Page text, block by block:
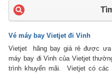
Vé máy bay Vietjet đi Vinh
Vietjet hãng bay giá rẻ được ưa
máy bay đi Vinh của Vietjet
trình khuyến mãi. Vietjet có